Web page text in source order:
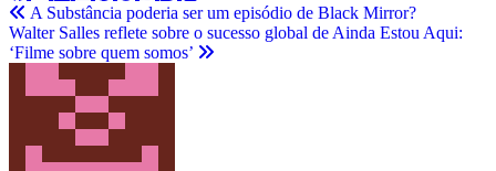
Post
navigation
A Substância poderia ser um episódio de Black Mirror?
Walter Salles reflete sobre o sucesso global de Ainda Estou Aqui:
‘Filme sobre quem somos’